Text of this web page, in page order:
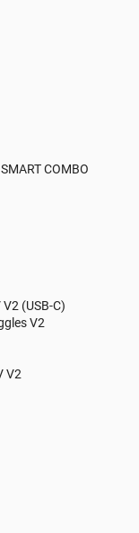
COMBO
(USB-C)
V2
V2